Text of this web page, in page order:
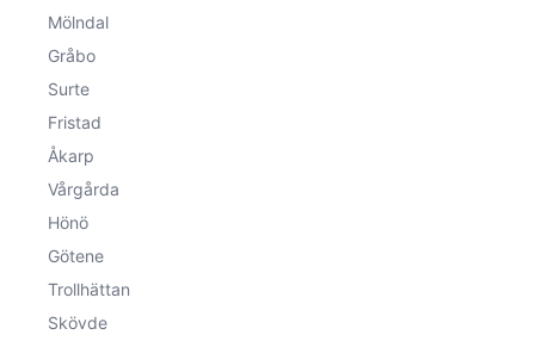
Mölndal
Gråbo
Surte
Fristad
Åkarp
Vårgårda
Hönö
Götene
Trollhättan
Skövde